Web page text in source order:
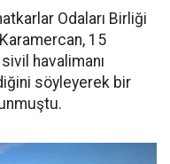
Odaları Birliği
15
havalimanı
söyleyerek bir